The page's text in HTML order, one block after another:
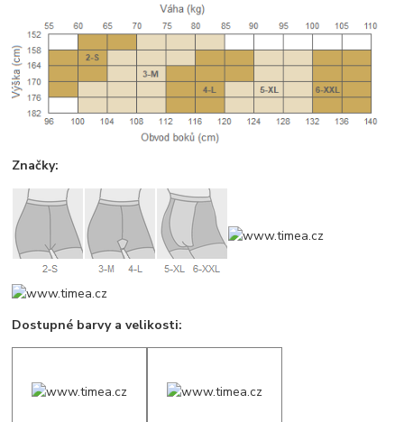
Značky:
Dostupné barvy a velikosti: